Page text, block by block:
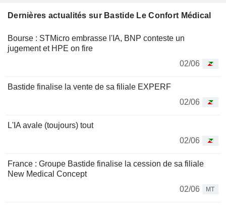
Dernières actualités sur Bastide Le Confort Médical
Bourse : STMicro embrasse l'IA, BNP conteste un
jugement et HPE on fire
02/06
Bastide finalise la vente de sa filiale EXPERF
02/06
L'IA avale (toujours) tout
02/06
France : Groupe Bastide finalise la cession de sa filiale
New Medical Concept
02/06
MT